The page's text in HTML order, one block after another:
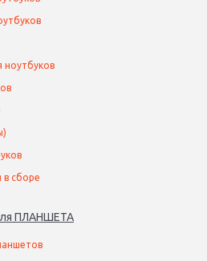
ноутбуков
сборе
ПЛАНШЕТА